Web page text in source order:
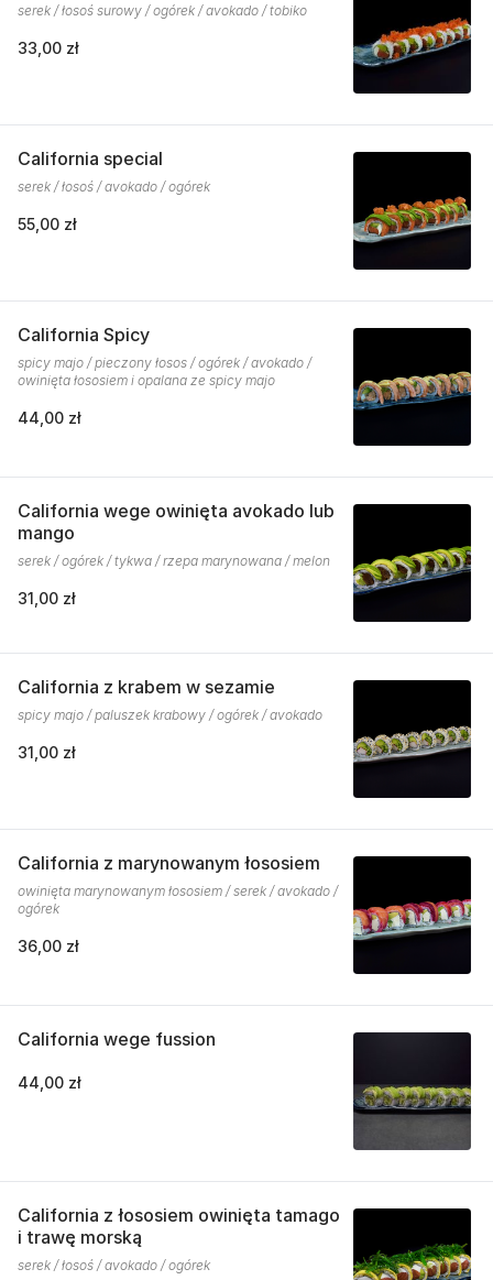
serek / łosoś surowy / ogórek / avokado / tobiko
33,00 zł
California special
serek / łosoś / avokado / ogórek
55,00 zł
California Spicy
spicy majo / pieczony łosos / ogórek / avokado /
owinięta łososiem i opalana ze spicy majo
44,00 zł
California wege owinięta avokado lub
mango
serek / ogórek / tykwa / rzepa marynowana / melon
31,00 zł
California z krabem w sezamie
spicy majo / paluszek krabowy / ogórek / avokado
31,00 zł
California z marynowanym łososiem
owinięta marynowanym łososiem / serek / avokado /
ogórek
36,00 zł
California wege fussion
44,00 zł
California z łososiem owinięta tamago
i trawę morską
serek / łosoś / avokado / ogórek